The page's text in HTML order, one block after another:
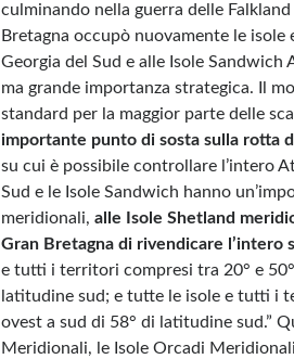
culminando nella guerra delle
Bretagna occupò nuovamente le
Georgia del Sud e alle Isole
ma grande importanza strategica. Il
standard per la maggior parte delle
importante punto di sosta sulla rotta
su cui è possibile controllare l’intero
Sud e le Isole Sandwich hanno
meridionali,alle Isole Shetland
Gran Bretagna di rivendicare l’intero
e tutti i territori compresi tra 20° e
latitudine sud; e tutte le isole e tutti i
ovest a sud di 58° di latitudine sud.”
Meridionali, le Isole Orcadi